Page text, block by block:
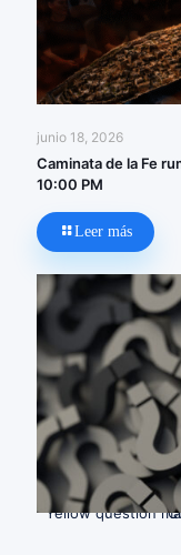
junio 18, 2026
Caminata de la Fe
10:00 PM
Leer más